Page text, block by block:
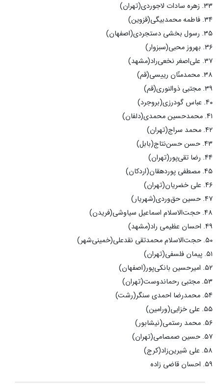
۳۳. زهره سادات لاجوردی(تهران)
۳۴. فاطمه محمدبیگی(قزوین)
۳۵. رسول بخشی دستجردی(اصفهان)
۳۶. بهروز محبی(سبزوار)
۳۷. علی‌اصغر نخعی‌راد(مشهد)
۳۸. محمدمنّان رییسی(قم)
۳۹. مجتبی ذوالنوری(قم)
۴۰. عباس گودرزی(بروجرد)
۴۱. محمدحسین محمدی(دلفان)
۴۲. محمد سراج(تهران)
۴۳. حسن حسن‌نتاج(بابل)
۴۴. رضا تقی‌پور(تهران)
۴۵. مصطفی پوردهقان(اردکان)
۴۶. علی خضریان(تهران)
۴۷. حسین حق‌وردی(شهریار)
۴۸. حجت‌الاسلام اسماعیل سیاوشی(فریدن)
۴۹. احسان عظیمی راد(مشهد)
۵۰. حجت‌الاسلام محمدتقی نقدعلی(خمینی‌شهر)
۵۱. پیمان فلسفی(تهران)
۵۲. امیرحسین بانکی‌پور(اصفهان)
۵۳. مجتبی رحماندوست(تهران)
۵۴. محمدرضا احمدی سنگر(رشت)
۵۵. علی خزایی(ورامین)
۵۶. محمد رستمی(نیشابور)
۵۷. حسین صمصامی(تهران)
۵۸. علی شیرین‌زاد(کرج)
۵۹. احسان قاضی زاده